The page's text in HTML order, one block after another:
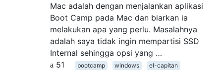
Mac adalah dengan menjalankan aplikasi
Boot Camp pada Mac dan biarkan ia
melakukan apa yang perlu. Masalahnya
adalah saya tidak ingin mempartisi SSD
Internal sehingga opsi yang …
51
bootcamp windows
el-capitan